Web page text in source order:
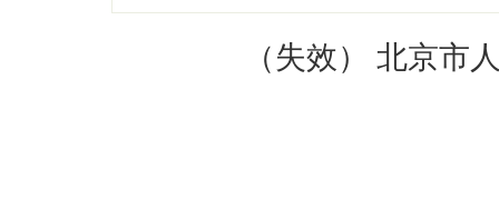
（失效） 北京市